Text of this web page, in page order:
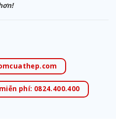
phí: 0824.400.400